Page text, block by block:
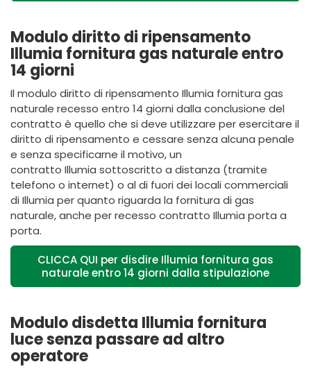
Modulo diritto di ripensamento
Illumia fornitura gas naturale entro
14 giorni
Il modulo diritto di ripensamento Illumia fornitura gas
naturale recesso entro 14 giorni dalla conclusione del
contratto è quello che si deve utilizzare per esercitare il
diritto di ripensamento e cessare senza alcuna penale
e senza specificarne il motivo, un
contratto Illumia sottoscritto a distanza (tramite
telefono o internet) o al di fuori dei locali commerciali
di Illumia per quanto riguarda la fornitura di gas
naturale,anche per recesso contratto Illumia porta a
porta.
CLICCA QUI per disdire Illumia fornitura gas
naturale entro 14 giorni dalla stipulazione
Modulo disdetta Illumia fornitura
luce senza passare ad altro
operatore